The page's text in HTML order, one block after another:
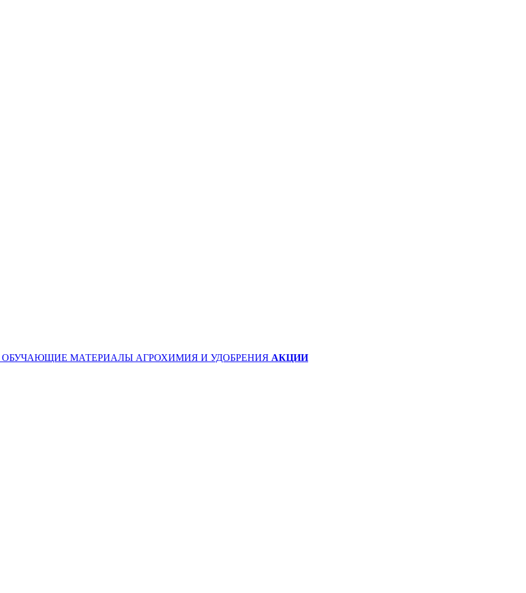
ОБУЧАЮЩИЕ МАТЕРИАЛЫ АГРОХИМИЯ И УДОБРЕНИЯ АКЦИИ